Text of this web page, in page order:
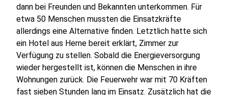
dann bei Freunden und Bekannten unterkommen. Für
etwa 50 Menschen mussten die Einsatzkräfte
allerdings eine Alternative finden. Letztlich hatte sich
ein Hotel aus Herne bereit erklärt, Zimmer zur
Verfügung zu stellen. Sobald die Energieversorgung
wieder hergestellt ist, können die Menschen in ihre
Wohnungen zurück. Die Feuerwehr war mit 70 Kräften
fast sieben Stunden lang im Einsatz. Zusätzlich hat die